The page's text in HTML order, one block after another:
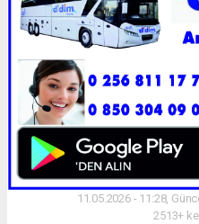
11.05.2026 - 11:28,
2513+